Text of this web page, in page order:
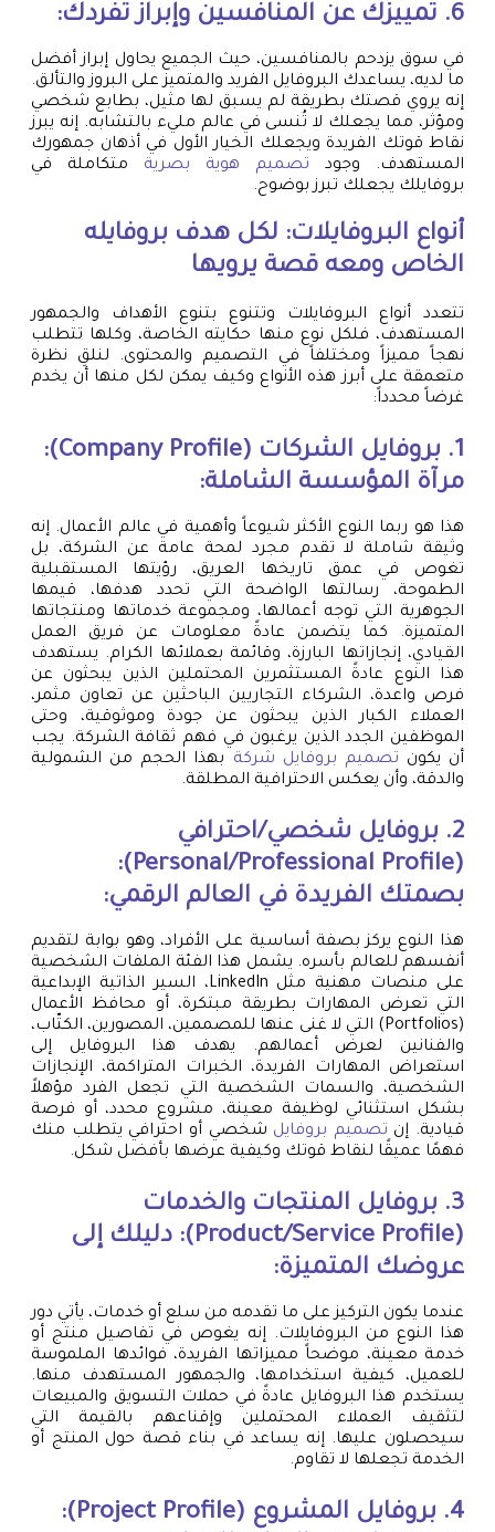
6. تمييزك عن المنافسين وإبراز تفردك:
في سوق يزدحم بالمنافسين، حيث الجميع يحاول إبراز أفضل
ما لديه، يساعدك البروفايل الفريد والمتميز على البروز والتألق.
إنه يروي قصتك بطريقة لم يسبق لها مثيل، بطابع شخصي
ومؤثر، مما يجعلك لا تُنسى في عالم مليء بالتشابه. إنه يبرز
نقاط قوتك الفريدة ويجعلك الخيار الأول في أذهان جمهورك
المستهدف. وجود تصميم هوية بصرية متكاملة في
بروفايلك يجعلك تبرز بوضوح.
أنواع البروفايلات: لكل هدف بروفايله
الخاص ومعه قصة يرويها
تتعدد أنواع البروفايلات وتتنوع بتنوع الأهداف والجمهور
المستهدف، فلكل نوع منها حكايته الخاصة، وكلها تتطلب
نهجاً مميزاً ومختلفاً في التصميم والمحتوى. لنلقِ نظرة
متعمقة على أبرز هذه الأنواع وكيف يمكن لكل منها أن يخدم
غرضاً محدداً:
1. بروفايل الشركات (Company Profile):
مرآة المؤسسة الشاملة:
هذا هو ربما النوع الأكثر شيوعاً وأهمية في عالم الأعمال. إنه
وثيقة شاملة لا تقدم مجرد لمحة عامة عن الشركة، بل
تغوص في عمق تاريخها العريق، رؤيتها المستقبلية
الطموحة، رسالتها الواضحة التي تحدد هدفها، قيمها
الجوهرية التي توجه أعمالها، ومجموعة خدماتها ومنتجاتها
المتميزة. كما يتضمن عادةً معلومات عن فريق العمل
القيادي، إنجازاتها البارزة، وقائمة بعملائها الكرام. يستهدف
هذا النوع عادةً المستثمرين المحتملين الذين يبحثون عن
فرص واعدة، الشركاء التجاريين الباحثين عن تعاون مثمر،
العملاء الكبار الذين يبحثون عن جودة وموثوقية، وحتى
الموظفين الجدد الذين يرغبون في فهم ثقافة الشركة. يجب
أن يكون تصميم بروفايل شركة بهذا الحجم من الشمولية
والدقة، وأن يعكس الاحترافية المطلقة.
2. بروفايل شخصي/احترافي
(Personal/Professional Profile):
بصمتك الفريدة في العالم الرقمي:
هذا النوع يركز بصفة أساسية على الأفراد، وهو بوابة لتقديم
أنفسهم للعالم بأسره. يشمل هذا الفئة الملفات الشخصية
على منصات مهنية مثل LinkedIn، السير الذاتية الإبداعية
التي تعرض المهارات بطريقة مبتكرة، أو محافظ الأعمال
(Portfolios) التي لا غنى عنها للمصممين، المصورين، الكتّاب،
والفنانين لعرض أعمالهم. يهدف هذا البروفايل إلى
استعراض المهارات الفريدة، الخبرات المتراكمة، الإنجازات
الشخصية، والسمات الشخصية التي تجعل الفرد مؤهلاً
بشكل استثنائي لوظيفة معينة، مشروع محدد، أو فرصة
قيادية. إن تصميم بروفايل شخصي أو احترافي يتطلب منك
فهمًا عميقًا لنقاط قوتك وكيفية عرضها بأفضل شكل.
3. بروفايل المنتجات والخدمات
(Product/Service Profile): دليلك إلى
عروضك المتميزة:
عندما يكون التركيز على ما تقدمه من سلع أو خدمات، يأتي دور
هذا النوع من البروفايلات. إنه يغوص في تفاصيل منتج أو
خدمة معينة، موضحاً مميزاتها الفريدة، فوائدها الملموسة
للعميل، كيفية استخدامها، والجمهور المستهدف منها.
يستخدم هذا البروفايل عادةً في حملات التسويق والمبيعات
لتثقيف العملاء المحتملين وإقناعهم بالقيمة التي
سيحصلون عليها. إنه يساعد في بناء قصة حول المنتج أو
الخدمة تجعلها لا تقاوم.
4. بروفايل المشروع (Project Profile):